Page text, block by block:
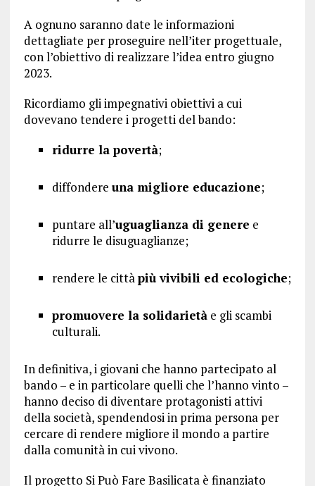
A ognuno saranno date le informazioni
dettagliate per proseguire nell’iter progettuale,
con l’obiettivo di realizzare l’idea entro giugno
2023.
Ricordiamo gli impegnativi obiettivi a cui
dovevano tendere i progetti del bando:
ridurre la povertà;
diffondere una migliore educazione;
puntare all’uguaglianza di genere e
ridurre le disuguaglianze;
rendere le cittàpiù vivibili ed ecologiche;
promuovere la solidarietàe gli scambi
culturali.
In definitiva, i giovani che hanno partecipato al
bando – e in particolare quelli che l’hanno vinto –
hanno deciso di diventare protagonisti attivi
della società, spendendosi in prima persona per
cercare di rendere migliore il mondo a partire
dalla comunità in cui vivono.
Il progetto Si Può Fare Basilicata è finanziato